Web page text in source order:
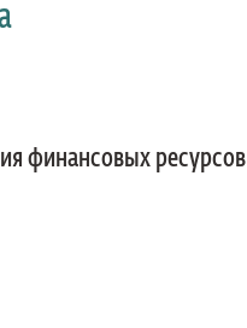
финансовых ресурсов